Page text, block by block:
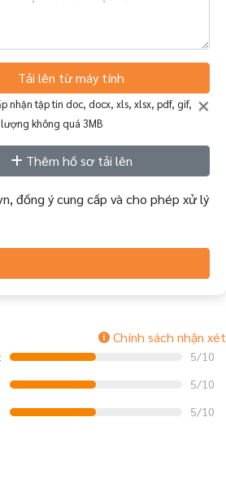
Tải lên từ máy tính
×
nhận tập tin doc, docx, xls, xlsx, pdf, gif,
không quá 3MB
Thêm hồ sơ tải lên
đồng ý cung cấp và cho phép xử lý
Chính sách nhận xét
5/10
5/10
5/10